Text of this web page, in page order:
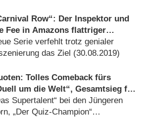
Row“: Der Inspektor und
Fee in Amazons flattriger
Serie – Review
Serie verfehlt trotz genialer
das Ziel (30.08.2019)
Tolles Comeback fürs
um die Welt“, Gesamtsieg für
weiß denn sowas? XXL“
Supertalent“ bei den Jüngeren
„Der Quiz-Champion“